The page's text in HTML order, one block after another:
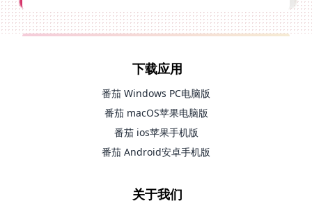
下载应用
番茄 Windows PC电脑版
番茄 macOS苹果电脑版
番茄 ios苹果手机版
番茄 Android安卓手机版
关于我们